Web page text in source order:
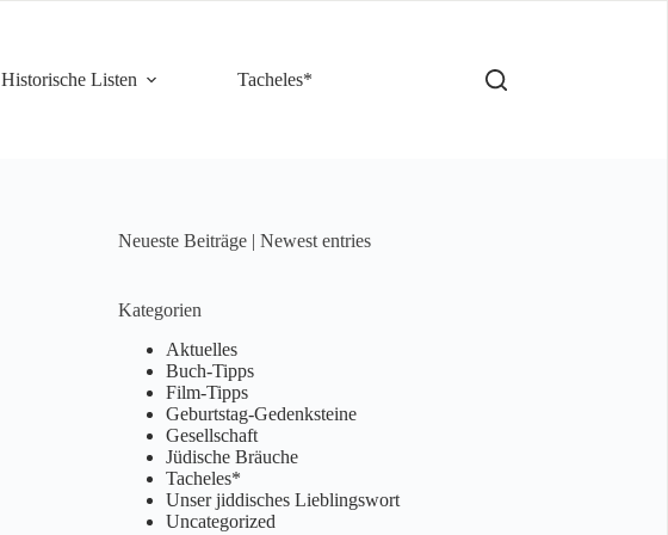
Historische Listen Tacheles*
Neueste Beiträge | Newest entries
Kategorien
Aktuelles
Buch-Tipps
Film-Tipps
Geburtstag-Gedenksteine
Gesellschaft
Jüdische Bräuche
Tacheles*
Unser jiddisches Lieblingswort
Uncategorized